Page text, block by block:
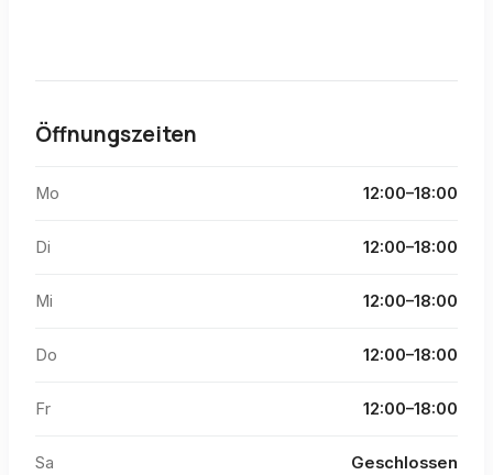
Öffnungszeiten
Mo 12:00–18:00
Di 12:00–18:00
Mi 12:00–18:00
Do 12:00–18:00
Fr 12:00–18:00
Sa Geschlossen